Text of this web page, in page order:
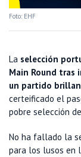
Foto: EHF
La selección
Main Round tras
un partido
certeificado el
pobre selección
No ha fallado la
para los lusos en